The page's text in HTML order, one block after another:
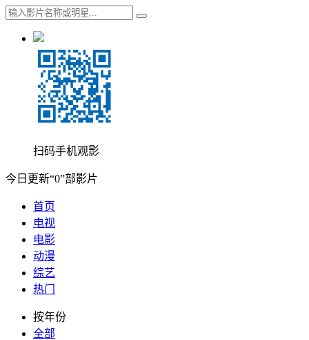
扫码手机观影
今日更新“0”部影片
首页
电视
电影
动漫
综艺
热门
按年份
全部